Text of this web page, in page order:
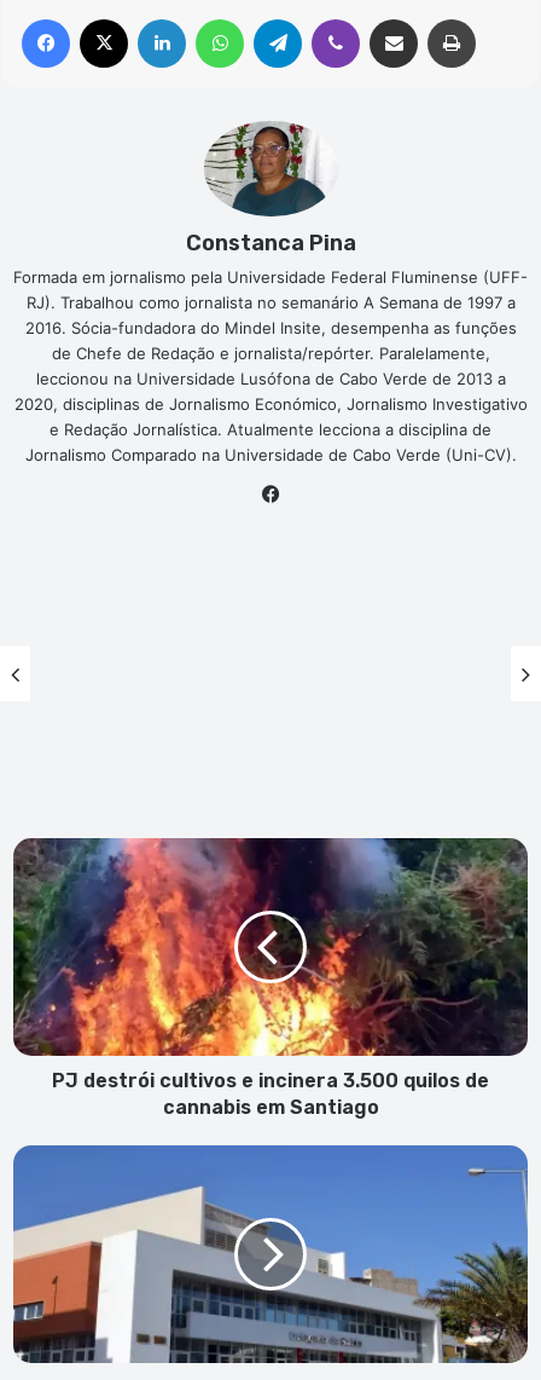
Facebook Linkedin WhatsAppTelegram Viber Compartilhar via e-mail
Constanca Pina
Formada em jornalismo pela Universidade Federal Fluminense (UFF-
RJ). Trabalhou como jornalista no semanário A Semana de 1997 a
2016. Sócia-fundadora do Mindel Insite, desempenha as funções
de Chefe de Redação e jornalista/repórter. Paralelamente,
leccionou na Universidade Lusófona de Cabo Verde de 2013 a
2020, disciplinas de Jornalismo Económico, Jornalismo Investigativo
e Redação Jornalística. Atualmente lecciona a disciplina de
Jornalismo Comparado na Universidade de Cabo Verde (Uni-CV).
PJ
destrói
cultivos
e
incinera
3.500
quilos
de
cannabis
PJ destrói cultivos e incinera 3.500 quilos de
cannabis em Santiago
Covid-
"caem"
para
em
SV
e